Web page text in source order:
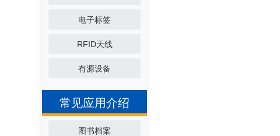
电子标签
RFID天线
有源设备
常见应用介绍
图书档案